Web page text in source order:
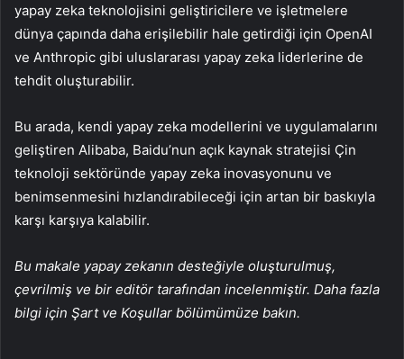
yapay zeka teknolojisini geliştiricilere ve işletmelere
dünya çapında daha erişilebilir hale getirdiği için OpenAI
ve Anthropic gibi uluslararası yapay zeka liderlerine de
tehdit oluşturabilir.
Bu arada, kendi yapay zeka modellerini ve uygulamalarını
geliştiren Alibaba, Baidu’nun açık kaynak stratejisi Çin
teknoloji sektöründe yapay zeka inovasyonunu ve
benimsenmesini hızlandırabileceği için artan bir baskıyla
karşı karşıya kalabilir.
Bu makale yapay zekanın desteğiyle oluşturulmuş,
çevrilmiş ve bir editör tarafından incelenmiştir. Daha fazla
bilgi için Şart ve Koşullar bölümümüze bakın.